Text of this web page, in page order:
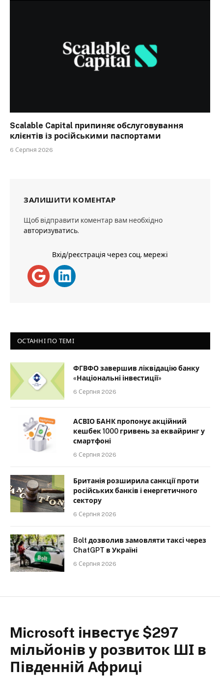
Scalable Capital припиняє обслуговування
клієнтів із російськими паспортами
6 Серпня 2026
ЗАЛИШИТИ КОМЕНТАР
Щоб відправити коментар вам необхідно
авторизуватись.
Вхід/реєстрація через соц. мережі
ОСТАННІ ПО ТЕМІ
ФГВФО завершив ліквідацію банку
«Національні інвестиції»
6 Серпня 2026
АСВІО БАНК пропонує акційний
кешбек 1000 гривень за еквайринг у
смартфоні
6 Серпня 2026
Британія розширила санкції проти
російських банків і енергетичного
сектору
6 Серпня 2026
Bolt дозволив замовляти таксі через
ChatGPT в Україні
6 Серпня 2026
Microsoft інвестує $297
мільйонів у розвиток ШІ в
Південній Африці